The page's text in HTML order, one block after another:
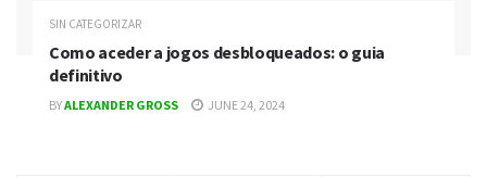
SIN CATEGORIZAR
Como aceder a jogos desbloqueados: o guia
definitivo
BYALEXANDER GROSS JUNE 24, 2024